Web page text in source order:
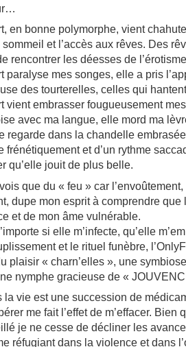
en bonne polymorphe, vient
et l’accès aux rêves. Des
rencontrer les déesses de
paralyse mes songes, elle a pris
des tourterelles, celles qui
vient embrasser fougueusement
avec ma langue, elle mord ma
regarde dans la chandelle
frénétiquement et d’un rythme
qu’elle jouit de plus belle.
que du « feu » car
dupe mon esprit à comprendre que
et de mon âme vulnérable.
si elle m’infecte, qu’elle
et le rituel funèbre,
plaisir « charn’elles », une
nymphe gracieuse de «
la vie est une succession de
me fait l’effet de m’effacer. Bien
je ne cesse de décliner les
réfugiant dans la violence et dans